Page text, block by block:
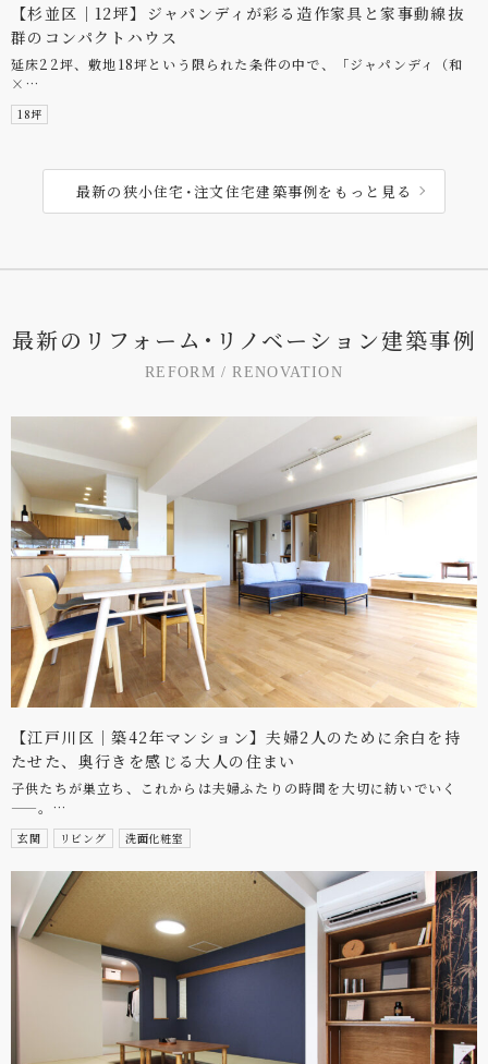
【杉並区｜12坪】ジャパンディが彩る造作家具と家事動線抜
群のコンパクトハウス
延床22坪、敷地18坪という限られた条件の中で、「ジャパンディ（和
×…
18坪
最新の狭小住宅･注文住宅建築事例をもっと見る
最新の リ フ ォ ー ム ･ リ ノ ベー シ ョ ン建築事例
RE FOR M / R ENOVATION
【江戸川区｜築42年マンション】夫婦2人のために余白を持
たせた、奥行きを感じる大人の住まい
子供たちが巣立ち、これからは夫婦ふたりの時間を大切に紡いでいく
——。…
玄関 リビング 洗面化粧室